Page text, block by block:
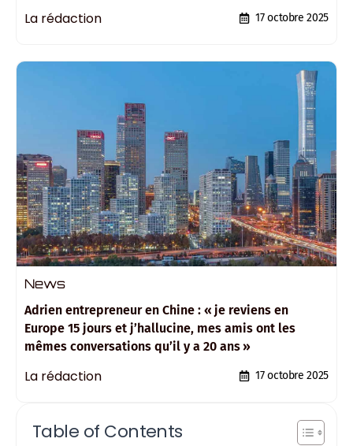
La rédaction 17 octobre 2025
News
Adrien entrepreneur en Chine : « je reviens en
Europe 15 jours et j’hallucine, mes amis ont les
mêmes conversations qu’il y a 20 ans »
La rédaction 17 octobre 2025
Table of Contents